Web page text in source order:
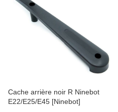
Cache arrière noir R Ninebot
E22/E25/E45 [Ninebot]